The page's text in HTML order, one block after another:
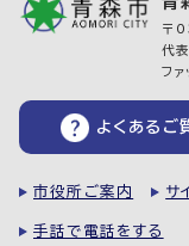
〒
代
フ
よくあるご
市役所ご案内 サ
手話で電話をする